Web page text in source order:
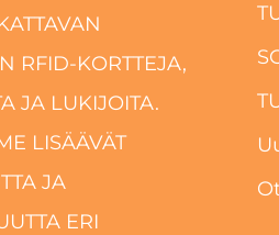
RFID-KORTTEJA,
JA LUKIJOITA.
LISÄÄVÄT
JA
ERI